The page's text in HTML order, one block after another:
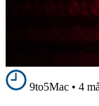
9to5Mac • 4